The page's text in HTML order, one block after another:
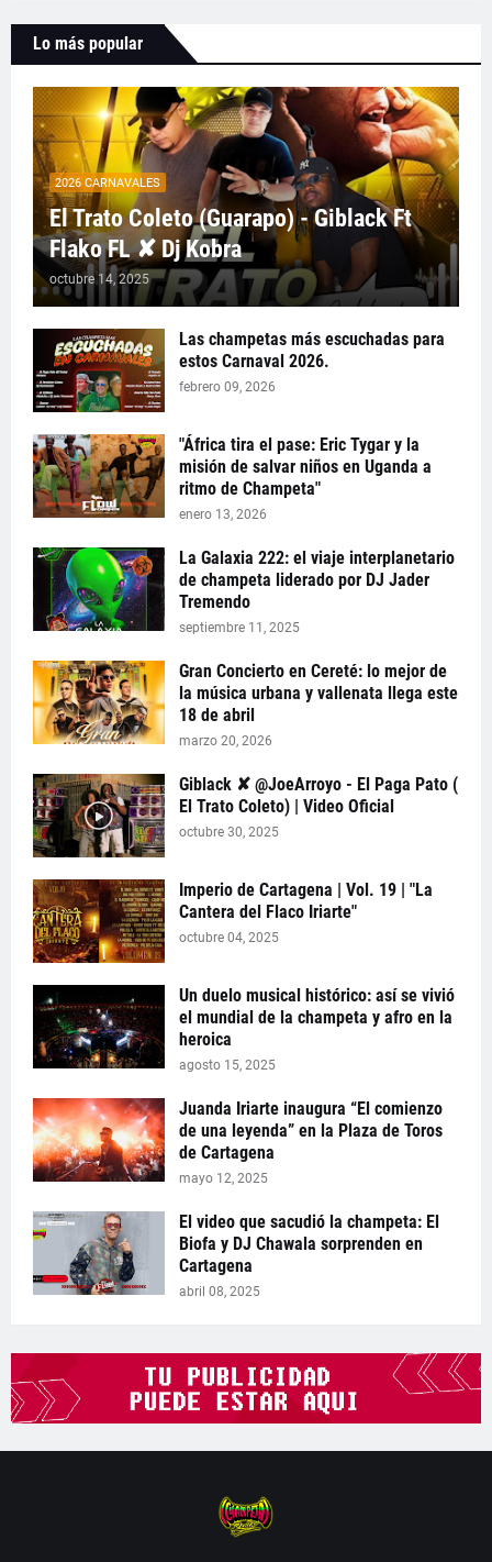
Lo más popular
2026 CARNAVALES
El Trato Coleto (Guarapo) - Giblack Ft
Flako FL ✘ Dj Kobra
octubre 14, 2025
Las champetas más escuchadas para
estos Carnaval 2026.
febrero 09, 2026
"África tira el pase: Eric Tygar y la
misión de salvar niños en Uganda a
ritmo de Champeta"
enero 13, 2026
La Galaxia 222: el viaje interplanetario
de champeta liderado por DJ Jader
Tremendo
septiembre 11, 2025
Gran Concierto en Cereté: lo mejor de
la música urbana y vallenata llega este
18 de abril
marzo 20, 2026
Giblack ✘ @JoeArroyo - El Paga Pato (
El Trato Coleto) | Video Oficial
octubre 30, 2025
Imperio de Cartagena | Vol. 19 | "La
Cantera del Flaco Iriarte"
octubre 04, 2025
Un duelo musical histórico: así se vivió
el mundial de la champeta y afro en la
heroica
agosto 15, 2025
Juanda Iriarte inaugura “El comienzo
de una leyenda” en la Plaza de Toros
de Cartagena
mayo 12, 2025
El video que sacudió la champeta: El
Biofa y DJ Chawala sorprenden en
Cartagena
abril 08, 2025